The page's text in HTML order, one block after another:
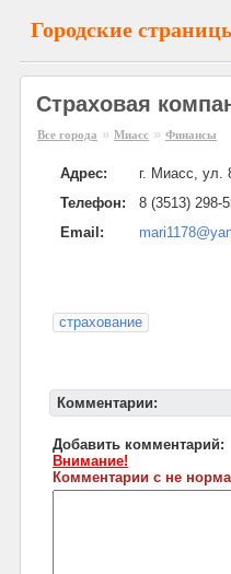
Городские
Страховая
Все города » Миасс » Финансы
Адрес:
г. Миасс,
Телефон:
8 (3513) 298-
Email:
страхование
Комментарии:
Добавить комментарий:
Внимание!
Комментарии с не